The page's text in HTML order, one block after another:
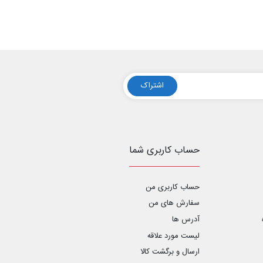
اشتراک
حساب کاربری شما
حساب کاربری من
سفارش های من‎
آدرس ها
لیست مورد علاقه
ارسال و برگشت کالا